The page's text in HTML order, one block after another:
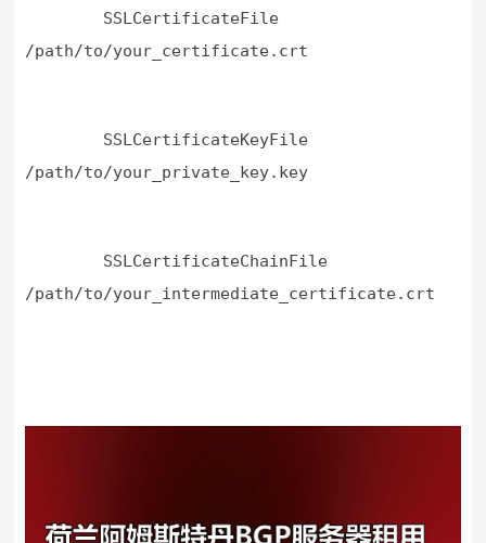
/path/to/your_certificate.crt
/path/to/your_private_key.key
/path/to/your_intermediate_certificate.crt